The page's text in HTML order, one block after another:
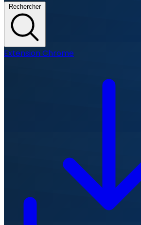
Rechercher
Extension Chrome